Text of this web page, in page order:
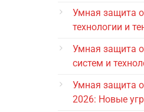
Умная защита
технологии и
Умная защита
систем и
Умная защита
2026: Новые